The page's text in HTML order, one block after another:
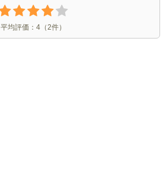
平均評価： 4 （2件）